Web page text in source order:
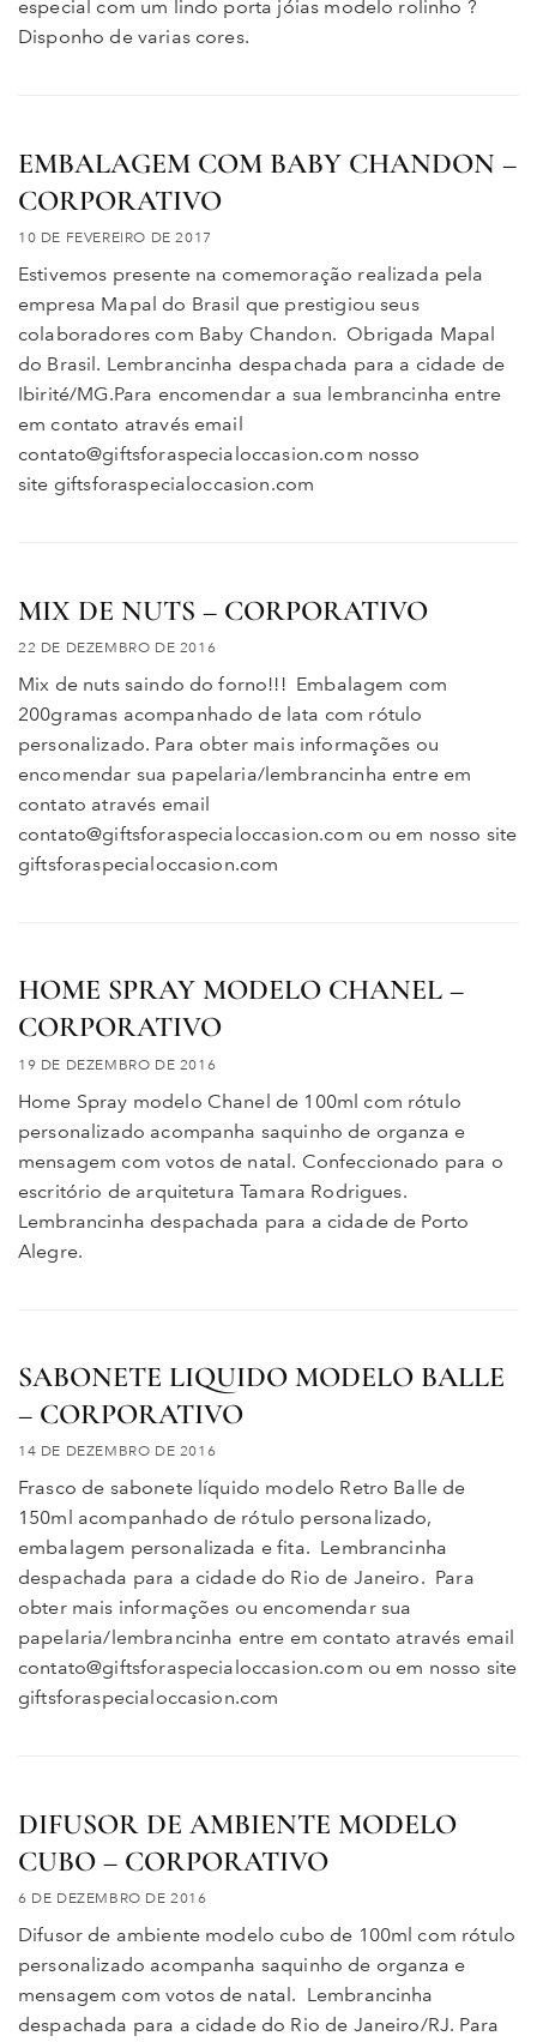
especial com um lindo porta jóias modelo rolinho ?
Disponho de varias cores.
EMBALAGEM COM BABY CHANDON –
CORPORATIVO
10 DE FEVEREIRO DE 2017
Estivemos presente na comemoração realizada pela
empresa Mapal do Brasil que prestigiou seus
colaboradores com Baby Chandon. Obrigada Mapal
do Brasil. Lembrancinha despachada para a cidade de
Ibirité/MG.Para encomendar a sua lembrancinha entre
em contato através email
contato@giftsforaspecialoccasion.com nosso
site giftsforaspecialoccasion.com
MIX DE NUTS – CORPORATIVO
22 DE DEZEMBRO DE 2016
Mix de nuts saindo do forno!!! Embalagem com
200gramas acompanhado de lata com rótulo
personalizado. Para obter mais informações ou
encomendar sua papelaria/lembrancinha entre em
contato através email
contato@giftsforaspecialoccasion.com ou em nosso site
giftsforaspecialoccasion.com
HOME SPRAY MODELO CHANEL –
CORPORATIVO
19 DE DEZEMBRO DE 2016
Home Spray modelo Chanel de 100ml com rótulo
personalizado acompanha saquinho de organza e
mensagem com votos de natal. Confeccionado para o
escritório de arquitetura Tamara Rodrigues.
Lembrancinha despachada para a cidade de Porto
Alegre.
SABONETE LIQUIDO MODELO BALLE
– CORPORATIVO
14 DE DEZEMBRO DE 2016
Frasco de sabonete líquido modelo Retro Balle de
150ml acompanhado de rótulo personalizado,
embalagem personalizada e fita. Lembrancinha
despachada para a cidade do Rio de Janeiro. Para
obter mais informações ou encomendar sua
papelaria/lembrancinha entre em contato através email
contato@giftsforaspecialoccasion.com ou em nosso site
giftsforaspecialoccasion.com
DIFUSOR DE AMBIENTE MODELO
CUBO – CORPORATIVO
6 DE DEZEMBRO DE 2016
Difusor de ambiente modelo cubo de 100ml com rótulo
personalizado acompanha saquinho de organza e
mensagem com votos de natal. Lembrancinha
despachada para a cidade do Rio de Janeiro/RJ. Para